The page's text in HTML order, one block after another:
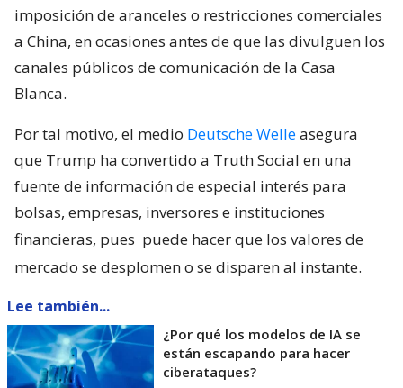
imposición de aranceles o restricciones comerciales
a China, en ocasiones antes de que las divulguen los
canales públicos de comunicación de la Casa
Blanca.
Por tal motivo, el medio Deutsche Welleasegura
que Trump ha convertido a Truth Social en una
fuente de información de especial interés para
bolsas, empresas, inversores e instituciones
financieras, pues puede hacer que los valores de
mercado se desplomen o se disparen al instante.
Lee también...
¿Por qué los modelos de IA se
están escapando para hacer
ciberataques?